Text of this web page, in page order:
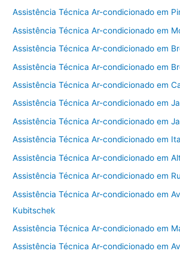
Assistência Técnica Ar-condicionado em
Assistência Técnica Ar-condicionado em
Assistência Técnica Ar-condicionado em
Assistência Técnica Ar-condicionado em
Assistência Técnica Ar-condicionado em
Assistência Técnica Ar-condicionado em
Assistência Técnica Ar-condicionado em
Assistência Técnica Ar-condicionado em
Assistência Técnica Ar-condicionado em
Assistência Técnica Ar-condicionado em
Assistência Técnica Ar-condicionado em
Kubitschek
Assistência Técnica Ar-condicionado em
Assistência Técnica Ar-condicionado em